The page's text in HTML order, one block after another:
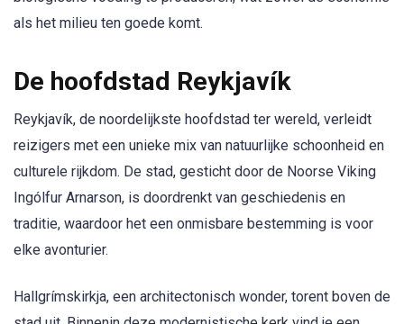
als het milieu ten goede komt.
De hoofdstad Reykjavík
Reykjavík, de noordelijkste hoofdstad ter wereld, verleidt
reizigers met een unieke mix van natuurlijke schoonheid en
culturele rijkdom. De stad, gesticht door de Noorse Viking
Ingólfur Arnarson, is doordrenkt van geschiedenis en
traditie, waardoor het een onmisbare bestemming is voor
elke avonturier.
Hallgrímskirkja, een architectonisch wonder, torent boven de